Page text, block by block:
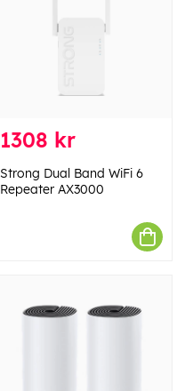
1308 kr
Strong Dual Band WiFi 6
Repeater AX3000